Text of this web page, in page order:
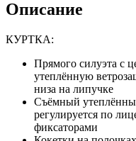
Описание
КУРТКА:
Прямого силуэта с
утеплённую
низа на липучке
Съёмный
регулируется по
фиксаторами